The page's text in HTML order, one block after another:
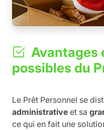
Avantages
possibles du
Le Prêt Personnel se
administrative et sa
ce qui en fait une